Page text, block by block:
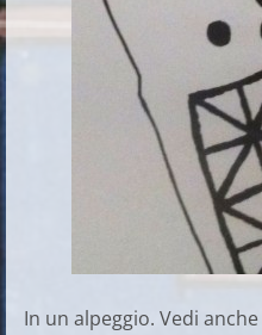
In un alpeggio. Vedi anche